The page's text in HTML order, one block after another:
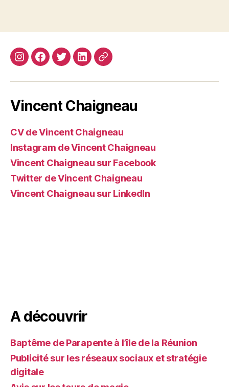
InstagramFacebook
TwitterLinkedin
Site
Vincent Chaigneau
CV de Vincent Chaigneau
Instagram de Vincent Chaigneau
Vincent Chaigneau sur Facebook
Twitter de Vincent Chaigneau
Vincent Chaigneau sur LinkedIn
A découvrir
Baptême de Parapente à l’île de la Réunion
Publicité sur les réseaux sociaux et stratégie
digitale